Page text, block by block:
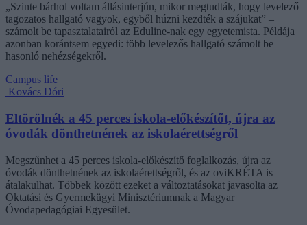
„Szinte bárhol voltam állásinterjún, mikor megtudták, hogy levelező
tagozatos hallgató vagyok, egyből húzni kezdték a szájukat” –
számolt be tapasztalatairól az Eduline-nak egy egyetemista. Példája
azonban korántsem egyedi: több levelezős hallgató számolt be
hasonló nehézségekről.
Campus life
Kovács Dóri
Eltörölnék a 45 perces iskola-előkészítőt, újra az
óvodák dönthetnének az iskolaérettségről
Megszűnhet a 45 perces iskola-előkészítő foglalkozás, újra az
óvodák dönthetnének az iskolaérettségről, és az oviKRÉTA is
átalakulhat. Többek között ezeket a változtatásokat javasolta az
Oktatási és Gyermekügyi Minisztériumnak a Magyar
Óvodapedagógiai Egyesület.